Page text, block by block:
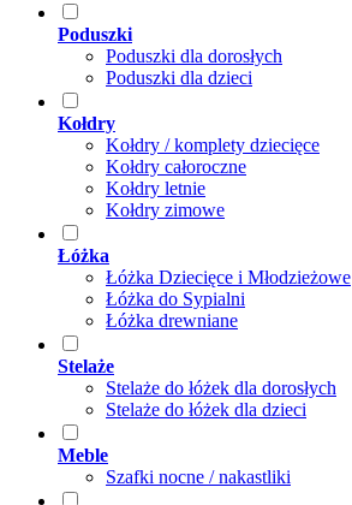
Poduszki
Poduszki dla dorosłych
Poduszki dla dzieci
Kołdry
Kołdry / komplety dziecięce
Kołdry całoroczne
Kołdry letnie
Kołdry zimowe
Łóżka
Łóżka Dziecięce i Młodzieżowe
Łóżka do Sypialni
Łóżka drewniane
Stelaże
Stelaże do łóżek dla dorosłych
Stelaże do łóżek dla dzieci
Meble
Szafki nocne / nakastliki